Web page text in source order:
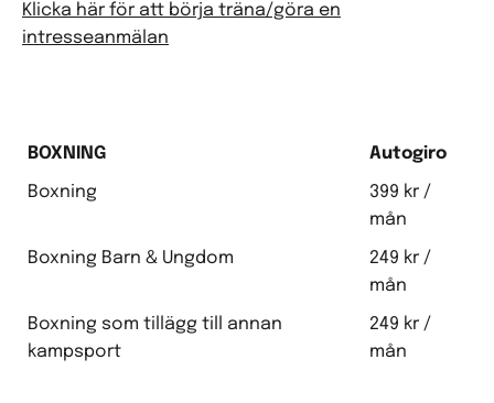
Klicka här för att börja träna/göra en
intresseanmälan
BOXNING Autogiro
Boxning
399 kr /
mån
Boxning Barn & Ungdom
249 kr /
mån
Boxning som tillägg till annan
kampsport
249 kr /
mån